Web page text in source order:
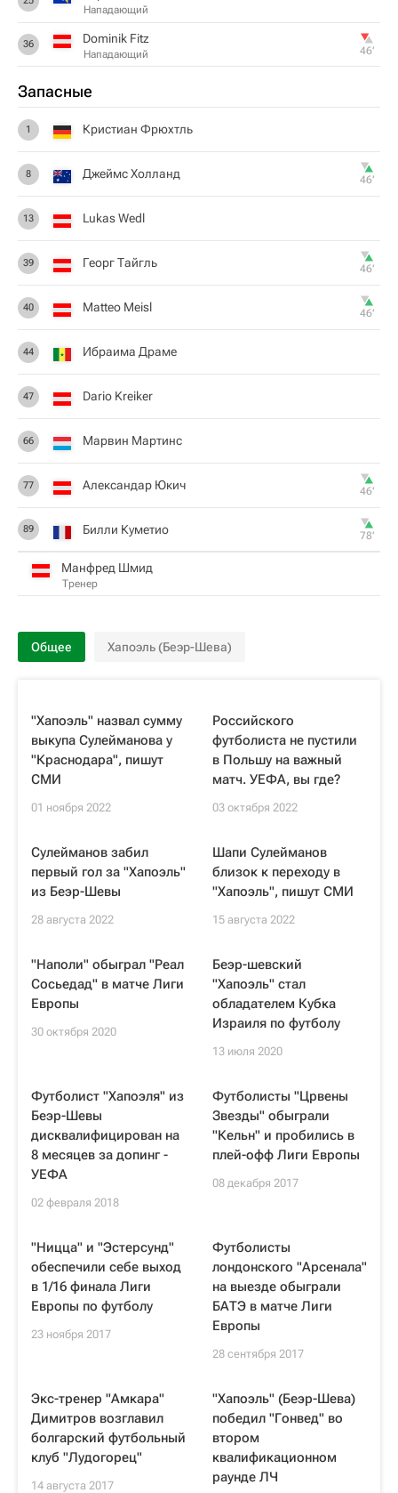
Нападающий
36 Dominik Fitz
Нападающий 46‎’‎
Запасные
1 Кристиан Фрюхтль
8 Джеймс Холланд 46‎’‎
13 Lukas Wedl
39 Георг Тайгль 46‎’‎
40 Matteo Meisl 46‎’‎
44 Ибраима Драме
47 Dario Kreiker
66 Марвин Мартинс
77 Александар Юкич 46‎’‎
89 Билли Куметио 78‎’‎
Манфред Шмид
Тренер
Общее Хапоэль (Беэр-Шева)
"Хапоэль" назвал сумму
выкупа Сулейманова у
"Краснодара", пишут
СМИ
01 ноября 2022
Российского
футболиста не пустили
в Польшу на важный
матч. УЕФА, вы где?
03 октября 2022
Сулейманов забил
первый гол за "Хапоэль"
из Беэр-Шевы
28 августа 2022
Шапи Сулейманов
близок к переходу в
"Хапоэль", пишут СМИ
15 августа 2022
"Наполи" обыграл "Реал
Сосьедад" в матче Лиги
Европы
30 октября 2020
Беэр-шевский
"Хапоэль" стал
обладателем Кубка
Израиля по футболу
13 июля 2020
Футболист "Хапоэля" из
Беэр-Шевы
дисквалифицирован на
8 месяцев за допинг -
УЕФА
02 февраля 2018
Футболисты "Црвены
Звезды" обыграли
"Кельн" и пробились в
плей-офф Лиги Европы
08 декабря 2017
"Ницца" и "Эстерсунд"
обеспечили себе выход
в 1/16 финала Лиги
Европы по футболу
23 ноября 2017
Футболисты
лондонского "Арсенала"
на выезде обыграли
БАТЭ в матче Лиги
Европы
28 сентября 2017
Экс-тренер "Амкара"
Димитров возглавил
болгарский футбольный
клуб "Лудогорец"
14 августа 2017
"Хапоэль" (Беэр-Шева)
победил "Гонвед" во
втором
квалификационном
раунде ЛЧ